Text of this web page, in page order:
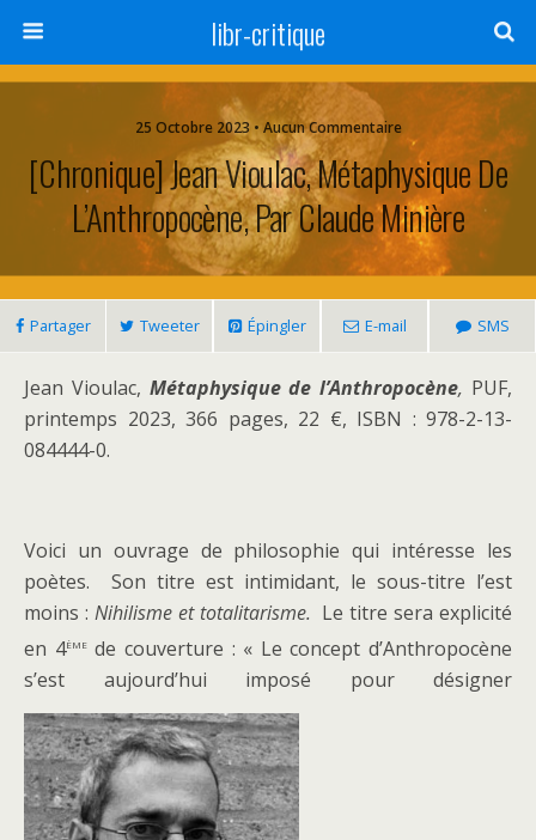
libr-critique
25 Octobre 2023 • Aucun Commentaire
[Chronique] Jean Vioulac, Métaphysique De
L’Anthropocène, Par Claude Minière
Partager Tweeter Épingler E-mail SMS
Jean Vioulac, Métaphysique de l’Anthropocène, PUF,
printemps 2023, 366 pages, 22 €, ISBN : 978-2-13-
084444-0.
Voici un ouvrage de philosophie qui intéresse les
poètes. Son titre est intimidant, le sous-titre l’est
moins : Nihilisme et totalitarisme. Le titre sera explicité
en 4èmede couverture : « Le concept d’Anthropocène
s’est aujourd’hui imposé pour désigner